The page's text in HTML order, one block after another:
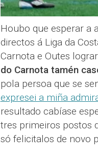
Houbo que esperar a
directos á Liga da
Carnota e Outes
do Carnota tamén
pola persoa que se
expresei a miña
resultado cabíase
tres primeiros postos
só felicitalos de novo